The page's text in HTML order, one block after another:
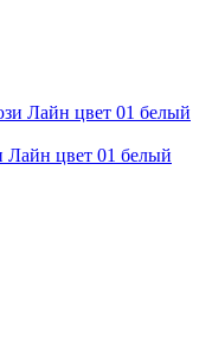
Лайн цвет 01 белый